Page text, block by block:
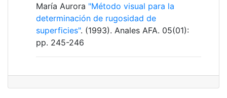
María Aurora "Método visual para la
determinación de rugosidad de
superficies". (1993). Anales AFA. 05(01):
pp. 245-246